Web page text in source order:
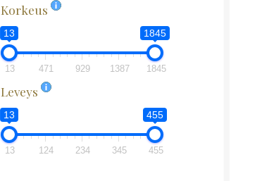
Korkeus
13 1845
13 471 929 1387 1845
Leveys
13 455
13 124 234 345 455